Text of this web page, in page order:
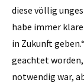
diese völlig
habe immer klare
in Zukunft
geachtet
notwendig war,